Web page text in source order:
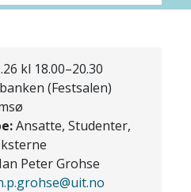
kl 18.00–20.30
(Festsalen)
Ansatte, Studenter,
Peter Grohse